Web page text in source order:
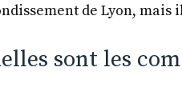
de Lyon,
sont les